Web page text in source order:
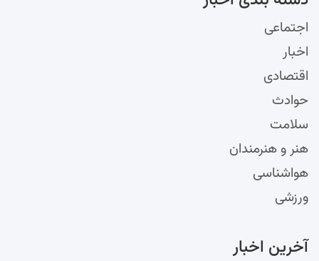
اجتماعی
اخبار
اقتصادی
حوادث
سلامت
هنر و هنرمندان
هواشناسی
ورزشی
آخرین اخبار